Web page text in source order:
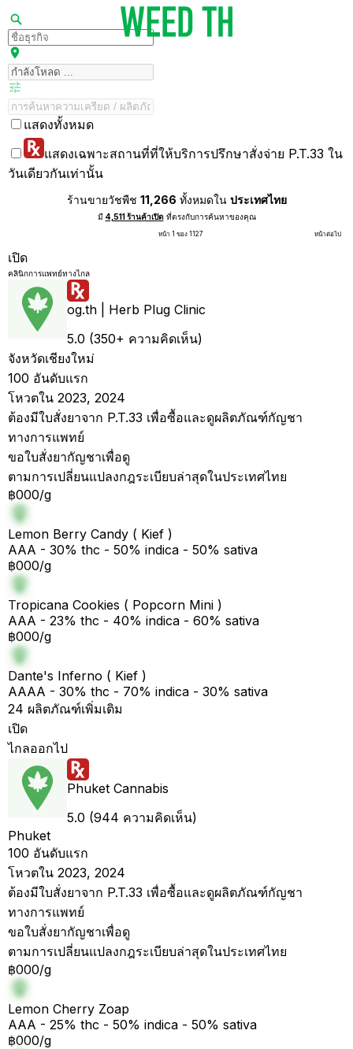
แสดงทั้งหมด
แสดงเฉพาะสถานที่ที่ให้บริการปรึกษาสั่งจ่าย P.T.33 ใน
วันเดียวกันเท่านั้น
ร้านขายวัชพืช 11,266 ทั้งหมดใน ประเทศไทย
มี 4,511 ร้านค้าเปิดที่ตรงกับการค้นหาของคุณ
หน้า 1 ของ 1127 หน้าต่อไป
เปิด
คลินิกการแพทย์ทางไกล
og.th | Herb Plug Clinic
5.0 (350+ ความคิดเห็น)
จังหวัดเชียงใหม่
100 อันดับแรก
โหวตใน 2023, 2024
ต้องมีใบสั่งยาจาก P.T.33 เพื่อซื้อและดูผลิตภัณฑ์กัญชา
ทางการแพทย์
ขอใบสั่งยากัญชาเพื่อดู
ตามการเปลี่ยนแปลงกฎระเบียบล่าสุดในประเทศไทย
฿000/g
Lemon Berry Candy ( Kief )
AAA - 30% thc - 50% indica - 50% sativa
฿000/g
Tropicana Cookies ( Popcorn Mini )
AAA - 23% thc - 40% indica - 60% sativa
฿000/g
Dante's Inferno ( Kief )
AAAA - 30% thc - 70% indica - 30% sativa
24 ผลิตภัณฑ์เพิ่มเติม
เปิด
ไกลออกไป
Phuket Cannabis
5.0 (944 ความคิดเห็น)
Phuket
100 อันดับแรก
โหวตใน 2023, 2024
ต้องมีใบสั่งยาจาก P.T.33 เพื่อซื้อและดูผลิตภัณฑ์กัญชา
ทางการแพทย์
ขอใบสั่งยากัญชาเพื่อดู
ตามการเปลี่ยนแปลงกฎระเบียบล่าสุดในประเทศไทย
฿000/g
Lemon Cherry Zoap
AAA - 25% thc - 50% indica - 50% sativa
฿000/g